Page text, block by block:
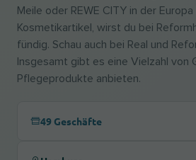
Meile oder REWE CITY in der
Kosmetikartikel, wirst du bei
fündig. Schau auch bei Real und
Insgesamt gibt es eine Vielzahl von
Pflegeprodukte anbieten.
49 Geschäfte